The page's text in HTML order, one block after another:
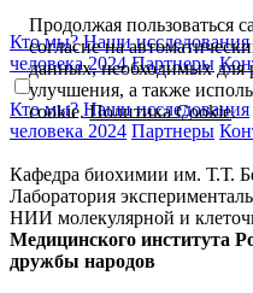
Кто мы? Наши исследования
человека 2024 Партнеры
Кто мы? Наши исследования
человека 2024 Партнеры
Кафедра биохимии им. Т.Т.
Лаборатория
НИИ молекулярной и
Медицинского института
дружбы народов
Продолжая пользоваться
cогласие на
данных, необходимых для
улучшения, а также
cookie.Политика Cookie.